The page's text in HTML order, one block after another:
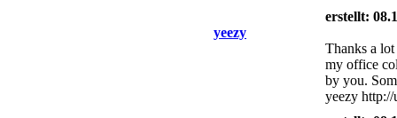
yeezy
erstellt:
Thanks a
my office
by you.
yeezy